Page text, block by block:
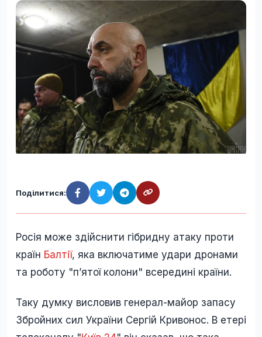
Поділитися:
Росія може здійснити гібридну атаку проти
країн Балтії, яка включатиме удари дронами
та роботу "пʼятої колони" всередині країни.
Таку думку висловив генерал-майор запасу
Збройних сил України Сергій Кривонос. В етері